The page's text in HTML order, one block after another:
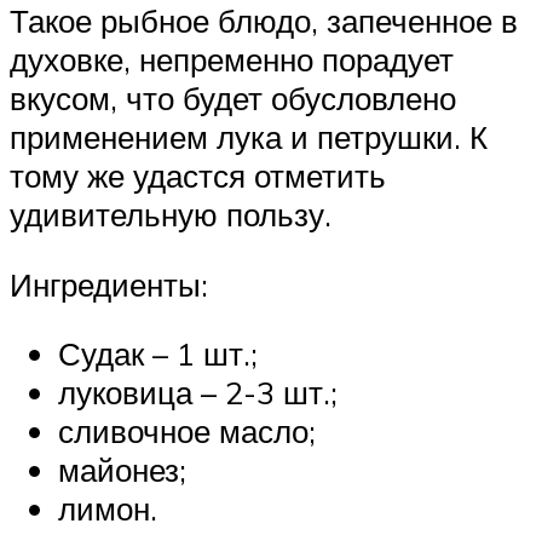
Такое рыбное блюдо, запеченное в
духовке, непременно порадует
вкусом, что будет обусловлено
применением лука и петрушки. К
тому же удастся отметить
удивительную пользу.
Ингредиенты:
Судак – 1 шт.;
луковица – 2-3 шт.;
сливочное масло;
майонез;
лимон.